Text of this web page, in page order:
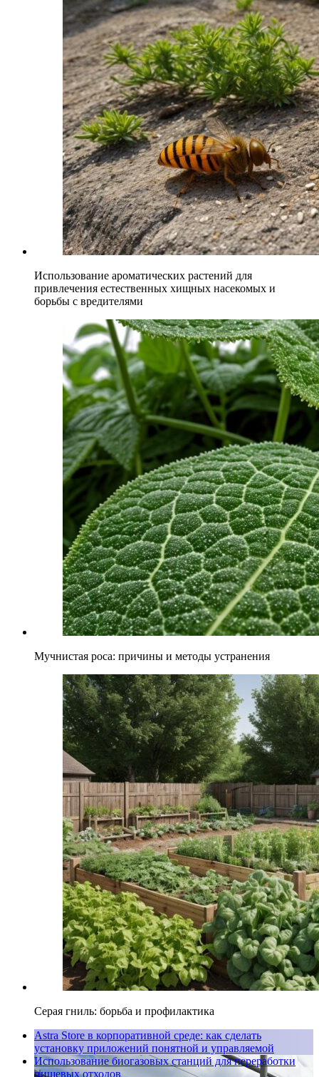
Использование ароматических растений для
привлечения естественных хищных насекомых и
борьбы с вредителями
Мучнистая роса: причины и методы устранения
Серая гниль: борьба и профилактика
Astra Store в корпоративной среде: как сделать
установку приложений понятной и управляемой
Использование биогазовых станций для переработки
пищевых отходов